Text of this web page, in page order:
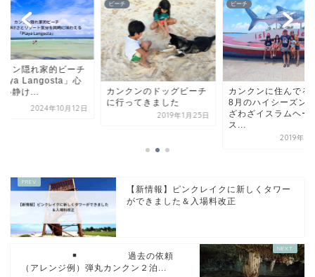
クンのドッグビーチ
ビーチ
カンクンに住んでるのに
8月のハイシーズンにわ
ざわざイスラムヘーレ
ビーチ
カンクン隠れ家的ビ
「Playa Langosta
地よい静け...
2024年10
【新情報】ピンクレイクに新しくタワー
ができました＆入場料改正
過去の依頼
（アレンジ例）弾丸カンクン２泊...